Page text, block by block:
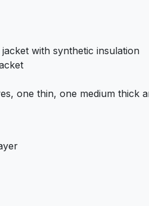
with synthetic insulation
one thin, one medium thick